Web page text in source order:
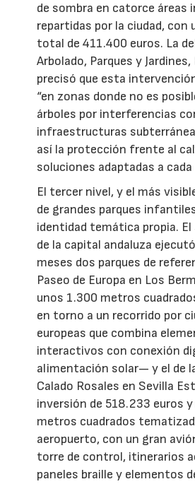
de sombra en catorce áreas
repartidas por la ciudad, con
total de 411.400 euros. La
Arbolado, Parques y
precisó que esta
“en zonas donde no es
árboles por interferencias
infraestructuras
así la protección frente al
soluciones adaptadas a cada
El tercer nivel, y el más
de grandes parques
identidad temática propia.
de la capital andaluza
meses dos parques de
Paseo de Europa en Los
unos 1.300 metros
en torno a un recorrido por
europeas que combina
interactivos con conexión
alimentación solar— y el de
Calado Rosales en Sevilla
inversión de 518.233 euros
metros cuadrados
aeropuerto, con un gran
torre de control, itinerarios
paneles braille y elementos